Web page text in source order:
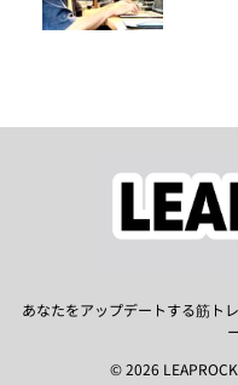
あなたをアップデートする筋ト
© 2026